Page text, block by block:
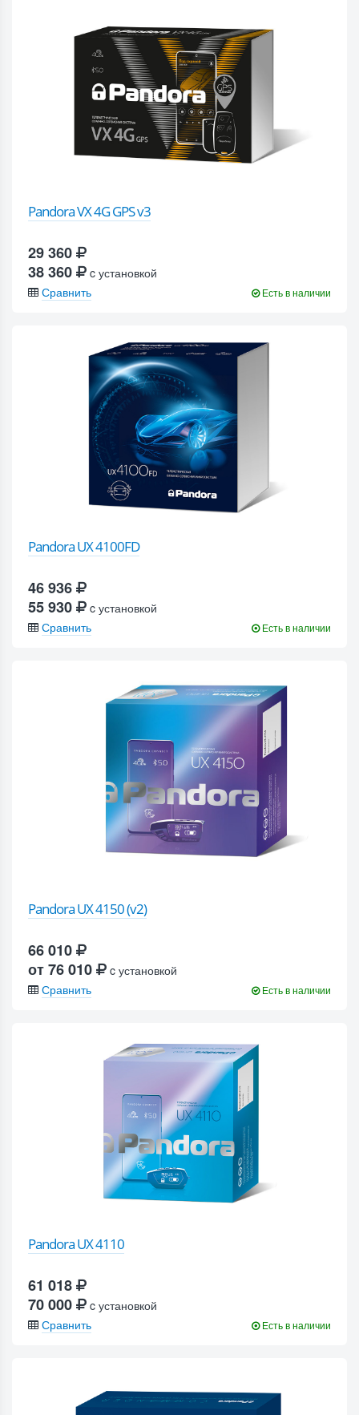
Pandora VX 4G GPS v3
29 360
38 360
c установкой
Сравнить
Есть в наличии
Pandora UX 4100FD
46 936
55 930
c установкой
Сравнить
Есть в наличии
Pandora UX 4150 (v2)
66 010
от 76 010
c установкой
Сравнить
Есть в наличии
Pandora UX 4110
61 018
70 000
c установкой
Сравнить
Есть в наличии